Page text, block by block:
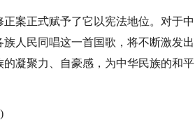
案正式赋予了它以宪法地位。对于中
人民同唱这一首国歌，将不断激发出
凝聚力、自豪感，为中华民族的和平